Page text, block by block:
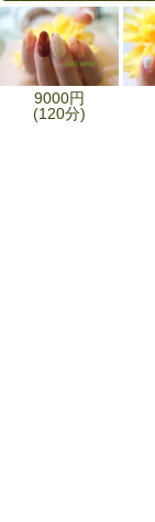
9000円
(120分)